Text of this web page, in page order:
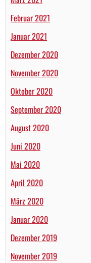
Februar 2021
Januar 2021
Dezember 2020
November 2020
Oktober 2020
September 2020
August 2020
Juni 2020
Mai 2020
April 2020
März 2020
Januar 2020
Dezember 2019
November 2019